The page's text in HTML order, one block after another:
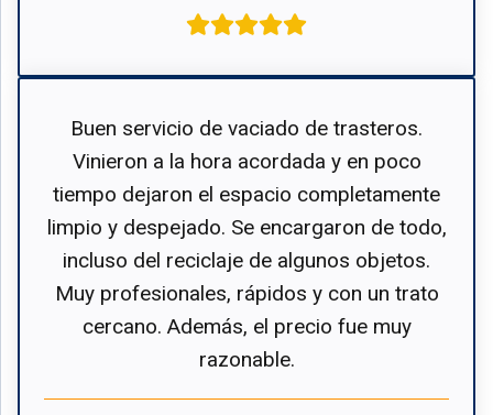
Buen servicio de vaciado de trasteros.
Vinieron a la hora acordada y en poco
tiempo dejaron el espacio completamente
limpio y despejado. Se encargaron de todo,
incluso del reciclaje de algunos objetos.
Muy profesionales, rápidos y con un trato
cercano. Además, el precio fue muy
razonable.